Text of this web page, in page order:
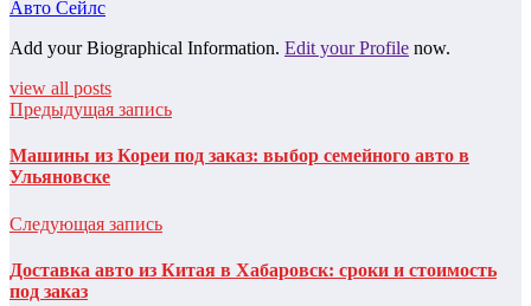
Авто Сейлс
Add your Biographical Information. Edit your Profile now.
view all posts
Предыдущая запись
Машины из Кореи под заказ: выбор семейного авто в
Ульяновске
Следующая запись
Доставка авто из Китая в Хабаровск: сроки и стоимость
под заказ